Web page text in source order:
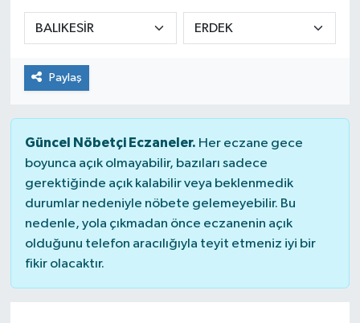
Paylaş
Güncel Nöbetçi Eczaneler. Her eczane gece
boyunca açık olmayabilir, bazıları sadece
gerektiğinde açık kalabilir veya beklenmedik
durumlar nedeniyle nöbete gelemeyebilir. Bu
nedenle, yola çıkmadan önce eczanenin açık
olduğunu telefon aracılığıyla teyit etmeniz iyi bir
fikir olacaktır.
Sağlık
Spor
Yaşam